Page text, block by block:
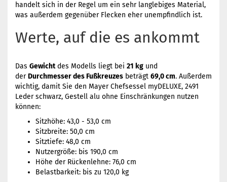
handelt sich in der Regel um ein sehr langlebiges Material,
was außerdem gegenüber Flecken eher unempfindlich ist.
Werte, auf die es ankommt
Das Gewichtdes Modells liegt bei 21 kg und
derDurchmesser des Fußkreuzes beträgt 69,0 cm. Außerdem
wichtig, damit Sie den Mayer Chefsessel myDELUXE, 2491
Leder schwarz, Gestell alu ohne Einschränkungen nutzen
können:
Sitzhöhe: 43,0 - 53,0 cm
Sitzbreite: 50,0 cm
Sitztiefe: 48,0 cm
Nutzergröße: bis 190,0 cm
Höhe der Rückenlehne: 76,0 cm
Belastbarkeit: bis zu 120,0 kg